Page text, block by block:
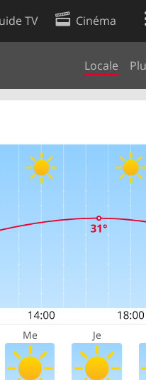
TV Cinéma
Locale
Me Je